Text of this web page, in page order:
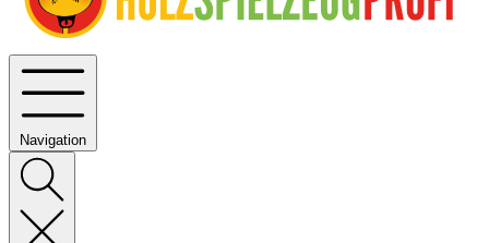
Navigation